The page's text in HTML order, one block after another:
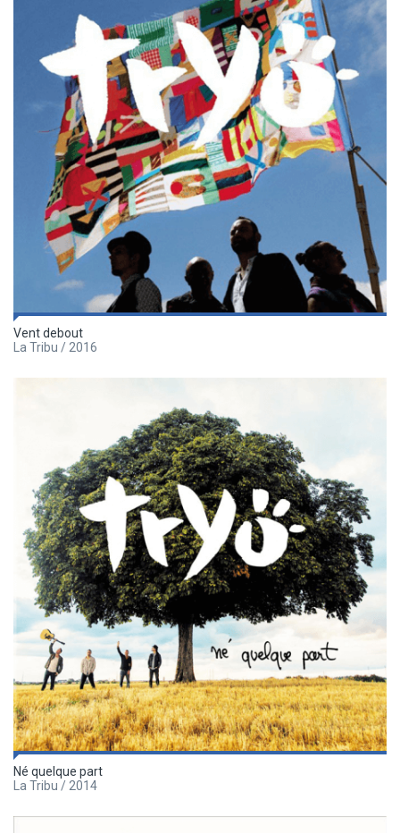
Vent debout
La Tribu / 2016
Né quelque part
La Tribu / 2014